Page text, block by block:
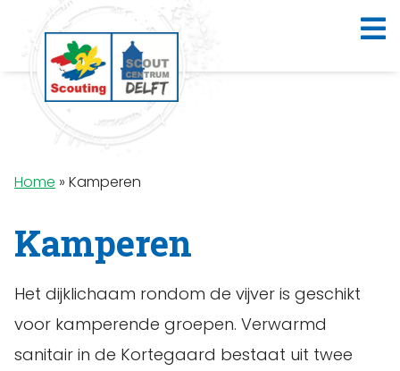
Home » Kamperen
Kamperen
Het dijklichaam rondom de vijver is geschikt
voor kamperende groepen. Verwarmd
sanitair in de Kortegaard bestaat uit twee